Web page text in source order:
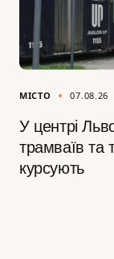
МІСТО 07.08.26
У центрі
трамваїв та
курсують